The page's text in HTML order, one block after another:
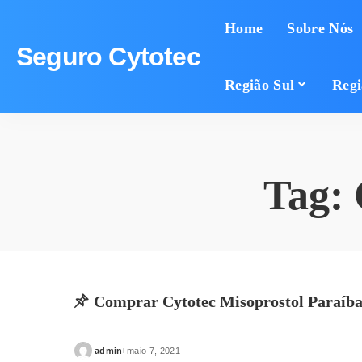
Seguro Cytotec
Home Sobre Nós
Região Sul
Tag:
Comprar Cytotec Misoprostol Paraíba
Posted
admin maio 7, 2021